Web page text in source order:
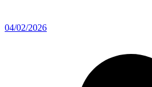
04/02/2026